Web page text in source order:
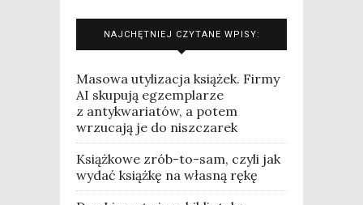
NAJCHĘTNIEJ CZYTANE WPISY:
Masowa utylizacja książek. Firmy
AI skupują egzemplarze
z antykwariatów, a potem
wrzucają je do niszczarek
Książkowe zrób-to-sam, czyli jak
wydać książkę na własną rękę